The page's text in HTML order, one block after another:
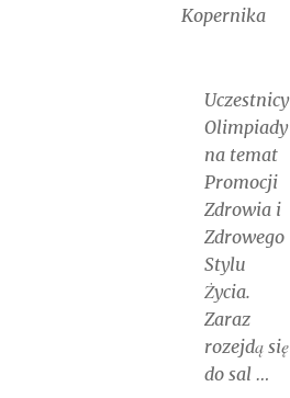
Kopernika
Uczestnicy
Olimpiady
na temat
Promocji
Zdrowia i
Zdrowego
Stylu
Życia.
Zaraz
rozejdą się
do sal …